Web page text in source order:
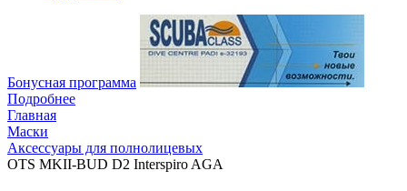
Бонусная программа
Подробнее
Главная
Маски
Аксессуары для полнолицевых
OTS MKII-BUD D2 Interspiro AGA